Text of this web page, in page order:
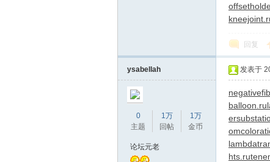
回复
ysabellah
0
主题
1万
回帖
1万
金币
论坛元老
发表于
balloon.ru
hts.ru